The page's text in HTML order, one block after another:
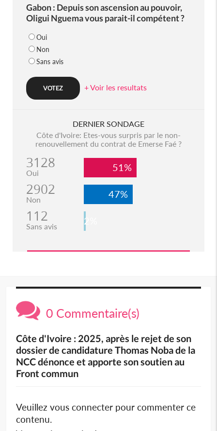
Gabon : Depuis son ascension au pouvoir,
Oligui Nguema vous parait-il compétent ?
Oui
Non
Sans avis
+ Voir les resultats
DERNIER SONDAGE
Côte d'Ivoire: Etes-vous surpris par le non-
renouvellement du contrat de Emerse Faé ?
3128
Oui 51%
2902
Non 47%
112
Sans avis 2%
0 Commentaire(s)
Côte d'Ivoire : 2025, après le rejet de son
dossier de candidature Thomas Noba de la
NCC dénonce et apporte son soutien au
Front commun
Veuillez vous connecter pour commenter ce
contenu.